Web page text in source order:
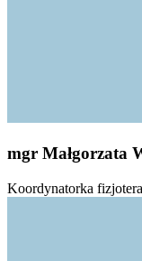
mgr Małgorzata
Koordynatorka